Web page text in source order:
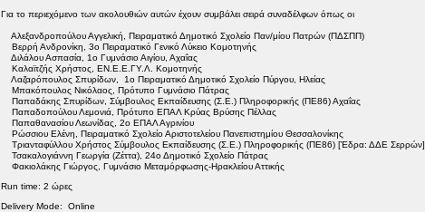
Για το περιεχόμενο των ακολουθιών αυτών έχουν συμβάλει σειρά συναδέλφων όπως οι
Αλεξανδροπούλου Αγγελική, Πειραματικό Δημοτικό Σχολείο Παν/μίου Πατρών (ΠΔΣΠΠ)
Βερρή Ανδρονίκη, 3ο Πειραματικό Γενικό Λύκειο Κομοτηνής
Διλάλου Ασπασία, 1ο Γυμνάσιο Αιγίου, Αχαΐας
Καλαϊτζής Χρήστος, ΕΝ.Ε.Ε.ΓΥ.Λ. Κομοτηνής
Λαζαρόπουλος Σπυρίδων, 1ο Πειραματικό Δημοτικό Σχολείο Πύργου, Ηλείας
Μπακόπουλος Νικόλαος, Πρότυπο Γυμνάσιο Πάτρας
Παπαδάκης Σπυρίδων, Σύμβουλος Εκπαίδευσης (Σ.Ε.) Πληροφορικής (ΠΕ86) Αχαΐας
Παπαδοπούλου Λεμονιά, Πρότυπο ΕΠΑΛ Κρύας Βρύσης Πέλλας
Παπαθανασίου Λεωνίδας, 2ο ΕΠΑΛ Αγρινίου
Ρώσσιου Ελένη, Πειραματικό Σχολείο Αριστοτελείου Πανεπιστημίου Θεσσαλονίκης
Τριανταφύλλου Χρήστος Σύμβουλος Εκπαίδευσης (Σ.Ε.) Πληροφορικής (ΠΕ86) [Έδρα: ΔΔΕ Σερρών]
Τσακαλογιάννη Γεωργία (Ζέττα), 24ο Δημοτικό Σχολείο Πάτρας
Φακιολάκης Γιώργος, Γυμνάσιο Μεταμόρφωσης-Ηρακλείου Αττικής
Run time: 2 ώρες
Delivery Mode: Online